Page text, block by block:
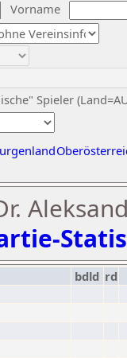
Vorname
Spieler
bdld rd